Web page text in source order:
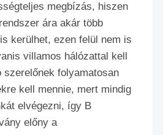
megbízás, hiszen
ára akár több
kerülhet, ezen felül nem is
villamos hálózattal kell
szerelőnek folyamatosan
kell mennie, mert mindig
elvégezni, így B
előny a